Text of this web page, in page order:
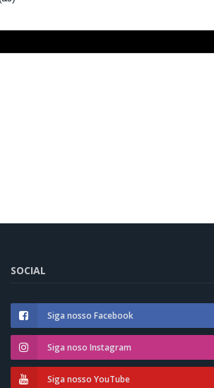
SOCIAL
Siga nosso Facebook
Siga noso Instagram
Siga nosso YouTube